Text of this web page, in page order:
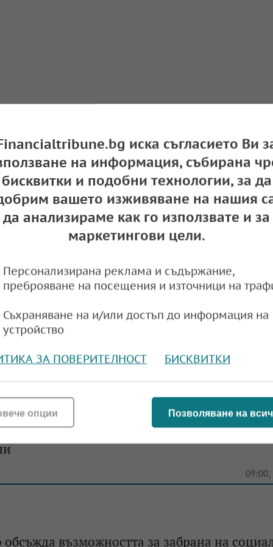
социалните мрежи за лица под 15
са нарушили забраната за социални мрежи
в сила забраната за социални мрежи
09:00,
възможността за забрана на
иска съгласието Ви
на информация, събирана
бисквитки и подобни технологии, за да
вашето изживяване на нашия
да анализираме как го използвате и за
маркетингови цели.
Персонализирана реклама и съдържание,
преброяване на посещения и източници на
Съхраняване на и/или достъп до информация на
устройство
ЗА ПОВЕРИТЕЛНОСТ БИСКВИТКИ
Позволяване на
опции